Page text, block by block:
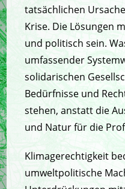
tatsächlichen
Krise. Die Lösungen
und politisch sein.
umfassender
solidarischen
Bedürfnisse und
stehen, anstatt die
und Natur für die
Klimagerechtigkeit
umweltpolitische